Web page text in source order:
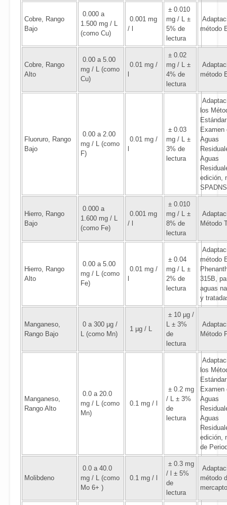
Cobre, Rango
Bajo
0.000 a
1.500 mg / L
(como Cu)
0.001 mg
/ l
± 0.010
mg / L ±
5% de
lectura
método
Cobre, Rango
Alto
0.00 a 5.00
mg / L (como
Cu)
0.01 mg /
± 0.02
mg / L ±
4% de
lectura
método
Fluoruro, Rango
Bajo
0.00 a 2.00
mg / L (como
F)
0.01 mg /
± 0.03
mg / L ±
3% de
lectura
los
Examen
Aguas
Aguas
edición,
SPADNS
Hierro, Rango
Bajo
0.000 a
1.600 mg / L
(como Fe)
0.001 mg
/ l
± 0.010
mg / L ±
8% de
lectura
Método
Hierro, Rango
Alto
0.00 a 5.00
mg / L (como
Fe)
0.01 mg /
± 0.04
mg / L ±
2% de
lectura
método
315B,
aguas
y
Manganeso,
Rango Bajo
0 a 300 µg /
L (como Mn)
1 µg / L
± 10 µg /
L ± 3%
de
lectura
Método
Manganeso,
Rango Alto
0.0 a 20.0
mg / L (como
Mn)
0.1 mg / l
± 0.2 mg
/ L ± 3%
de
lectura
los
Examen
Aguas
Aguas
edición,
de
Molibdeno
0.0 a 40.0
mg / L (como
Mo 6+ )
0.1 mg / l
± 0.3 mg
/ l ± 5%
de
lectura
método